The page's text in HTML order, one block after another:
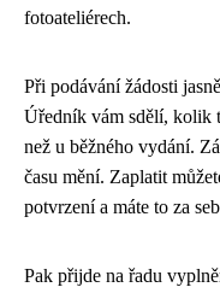
fotoateliérech.
Při podávání žádosti
Úředník vám sdělí, kolik
než u běžného vydání.
času mění. Zaplatit
potvrzení a máte to za
Pak přijde na řadu